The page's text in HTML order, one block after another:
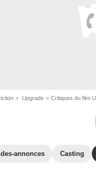
Upgrade Critiques du film
annonces Casting